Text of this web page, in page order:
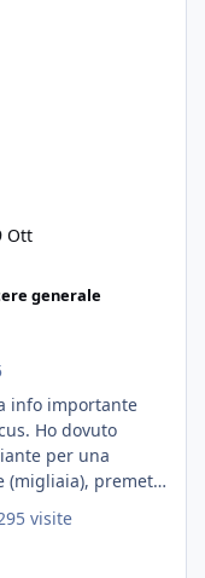
Ott
generale
info importante
Ho dovuto
per una
(migliaia), premetto
vasca con 200
visite